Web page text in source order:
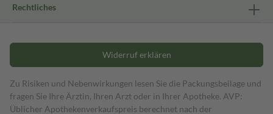
Rechtliches
Widerruf erklären
Zu Risiken und Nebenwirkungen lesen Sie die Packungsbeilage und
fragen Sie Ihre Ärztin, Ihren Arzt oder in Ihrer Apotheke. AVP:
Üblicher Apothekenverkaufspreis berechnet nach der